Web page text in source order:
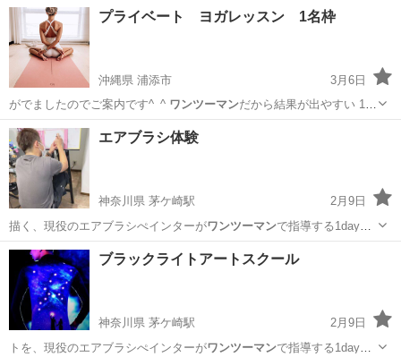
東京 大田区 雑色駅 家庭教師
プライベート ヨガレッスン 1名枠
沖縄県 浦添市
3月6日
がでましたのでご案内です^_^ ワンツーマンだから結果が出やすい 1つ
の枠9…
沖縄 浦添市 ヨガ レッスン
エアブラシ体験
神奈川県 茅ケ崎駅
2月9日
描く、現役のエアブラシぺインターがワンツーマンで指導する1dayス
クールです。 …
神奈川 茅ヶ崎市 茅ケ崎駅 その他 エアブラシ
ブラックライトアートスクール
神奈川県 茅ケ崎駅
2月9日
トを、現役のエアブラシぺインターがワンツーマンで指導する1dayス